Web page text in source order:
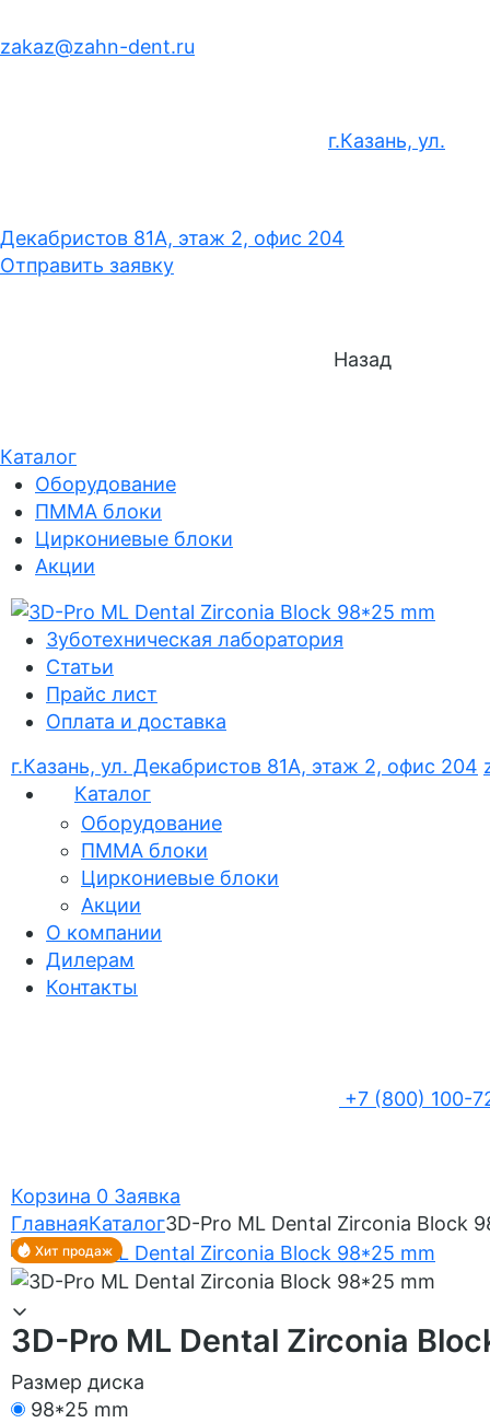
zakaz@zahn-dent.ru
г.Казань, ул.
Декабристов 81А, этаж 2, офис 204
Отправить заявку
Назад
Каталог
Оборудование
ПММА блоки
Циркониевые блоки
Акции
Зуботехническая лаборатория
Статьи
Прайс лист
Оплата и доставка
г.Казань, ул. Декабристов 81А, этаж 2, офис 204
Каталог
Оборудование
ПММА блоки
Циркониевые блоки
Акции
О компании
Дилерам
Контакты
+7 (800) 100-
Корзина 0 Заявка
ГлавнаяКаталог3D-Pro ML Dental Zirconia Block
Хит продаж
3D-Pro ML Dental Zirconia
Размер диска
98*25 mm